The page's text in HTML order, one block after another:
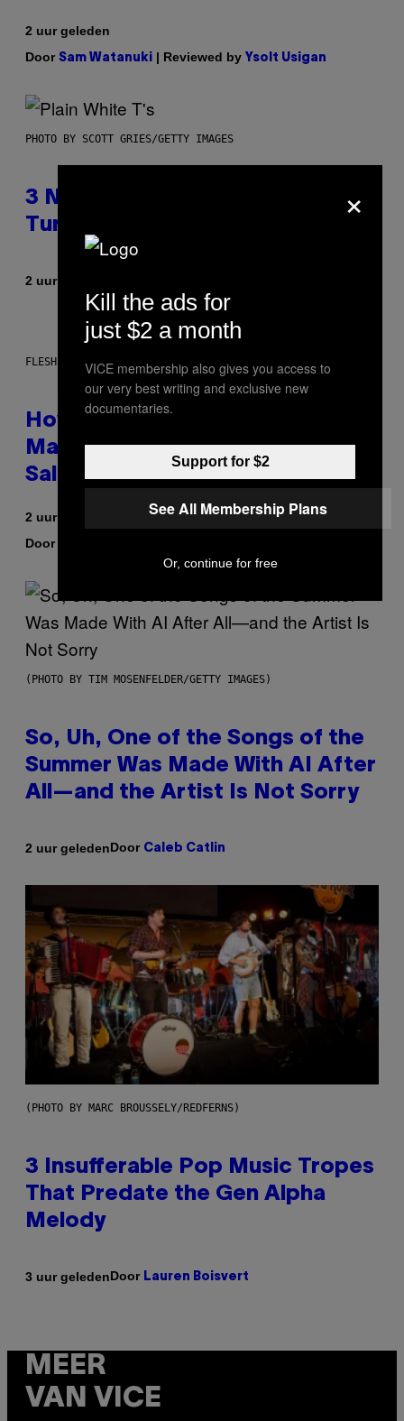
2 uur geleden
Door Sam Watanuki | Reviewed by Ysolt Usigan
PHOTO BY SCOTT GRIES/GETTY IMAGES
3 No-Skip Pop-Punk Albums
Turning 20 This Year
2 uur geleden
FLESHLIGHT
How To Stack Fleshlight’s Mix &
Match, Build Your Own Combo
Sales Up To 30%
2 uur geleden
Door
(PHOTO BY TIM MOSENFELDER/GETTY IMAGES)
So, Uh, One of the Songs of the
Summer Was Made With AI After
All—and the Artist Is Not Sorry
2 uur geledenDoor Caleb Catlin
(PHOTO BY MARC BROUSSELY/REDFERNS)
3 Insufferable Pop Music Tropes
That Predate the Gen Alpha
Melody
3 uur geledenDoor Lauren Boisvert
MEER
VAN VICE
×
Kill the ads for
just $2 a month
VICE membership also gives you access to
our very best writing and exclusive new
documentaries.
Support for $2
See All Membership Plans
Or, continue for free